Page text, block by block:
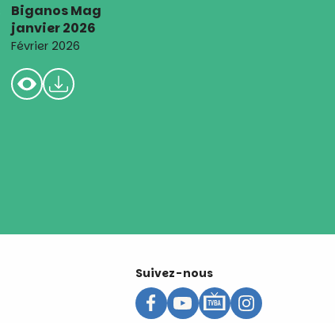
Biganos Mag
janvier 2026
Février 2026
Suivez-nous